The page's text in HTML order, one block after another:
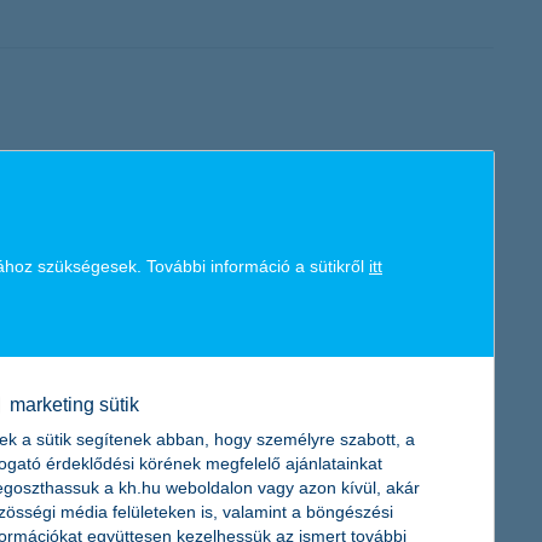
állnak az élen.
- hazánkban továbbra sem sikerül elérni a 40 százalékos
szükségesek. További információ a sütikről itt
marketing sütik
a sütik segítenek abban, hogy személyre szabott, a
érdeklődési körének megfelelő ajánlatainkat
a kh.hu weboldalon vagy azon kívül, akár
média felületeken is, valamint a böngészési
együttesen kezelhessük az ismert további